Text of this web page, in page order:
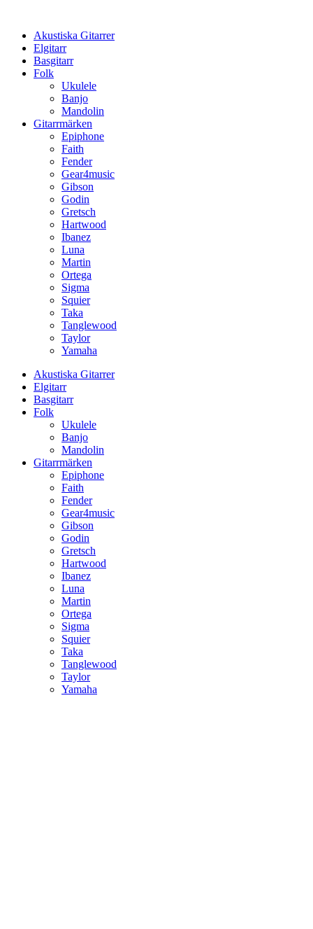
innehållAkustiska Gitarrer
Elgitarr
Basgitarr
Folk
Ukulele
Banjo
Mandolin
Gitarrmärken
Epiphone
Faith
Fender
Gear4music
Gibson
Godin
Gretsch
Hartwood
Ibanez
Luna
Martin
Ortega
Sigma
Squier
Taka
Tanglewood
Taylor
Yamaha
Akustiska Gitarrer
Elgitarr
Basgitarr
Folk
Ukulele
Banjo
Mandolin
Gitarrmärken
Epiphone
Faith
Fender
Gear4music
Gibson
Godin
Gretsch
Hartwood
Ibanez
Luna
Martin
Ortega
Sigma
Squier
Taka
Tanglewood
Taylor
Yamaha